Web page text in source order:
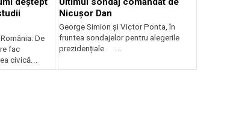
De
fac
civică...
Nicușor Dan
George Simion și Victor Ponta, în
fruntea sondajelor pentru alegerile
prezidențiale ...